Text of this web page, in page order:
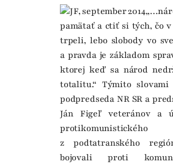
pamätať a ctiť si tých, čo
trpeli, lebo slobody vo
a pravda je základom
ktorej keď sa národ
totalitu.“ Týmito slovami
podpredseda NR SR a
Ján Figeľ veteránov a
z podtatranského
bojovali proti